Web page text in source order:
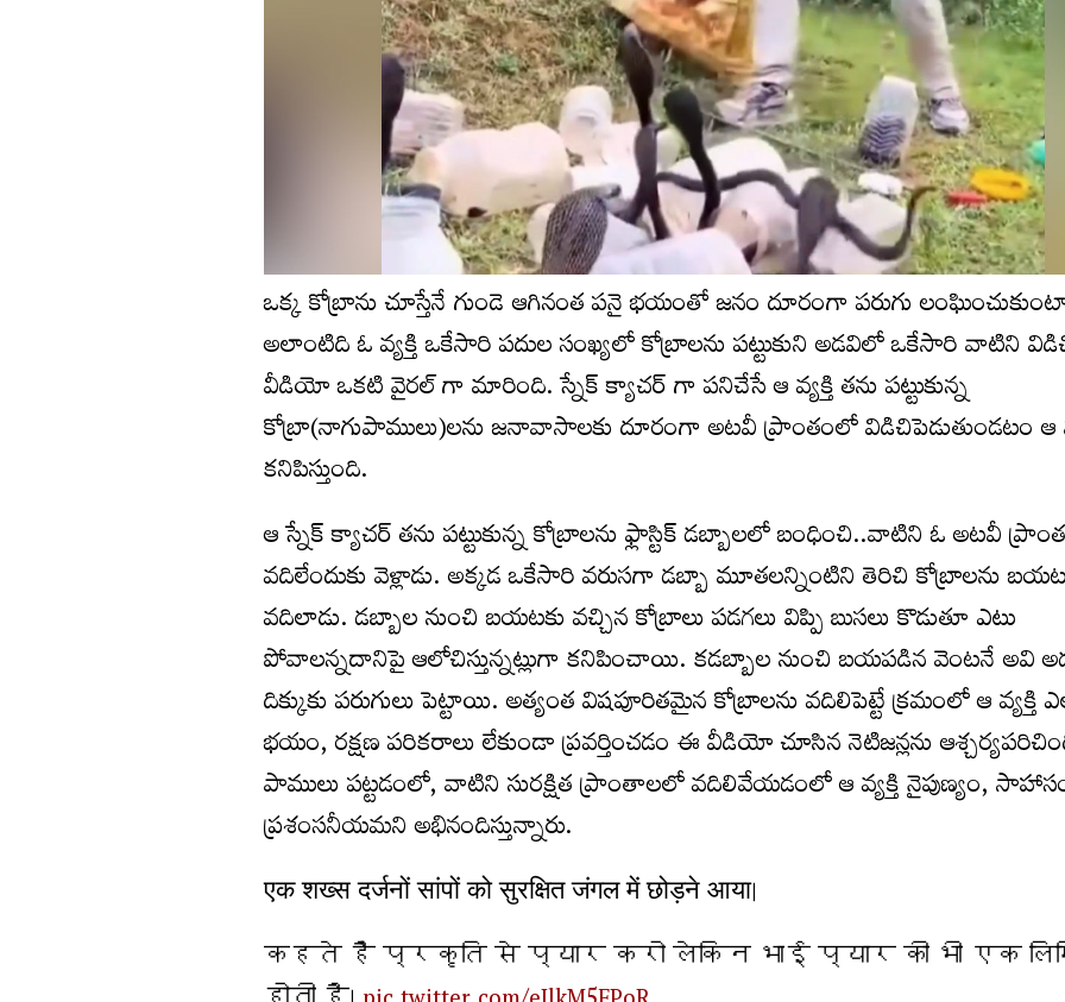
ఒక్క కోబ్రాను చూస్తేనే గుండె ఆగినంత పనై భయంతో జనం దూరంగా పరుగు
అలాంటిది ఓ వ్యక్తి ఒకేసారి పదుల సంఖ్యలో కోబ్రాలను పట్టుకుని అడవిలో ఒకేసారి వాటిని
వీడియో ఒకటి వైరల్ గా మారింది. స్నేక్ క్యాచర్ గా పనిచేసే ఆ వ్యక్తి తను పట్టుకున్న
కోబ్రా(నాగుపాములు)లను జనావాసాలకు దూరంగా అటవీ ప్రాంతంలో
కనిపిస్తుంది.
ఆ స్నేక్ క్యాచర్ తను పట్టుకున్న కోబ్రాలను ఫ్లాస్టిక్ డబ్బాలలో బంధించి..వాటిని ఓ అటవీ
వదిలేందుకు వెళ్లాడు. అక్కడ ఒకేసారి వరుసగా డబ్బా మూతలన్నింటిని తెరిచి కోబ్రాలను
వదిలాడు. డబ్బాల నుంచి బయటకు వచ్చిన కోబ్రాలు పడగలు విప్పి బుసలు కొడుతూ ఎటు
పోవాలన్నదానిపై ఆలోచిస్తున్నట్లుగా కనిపించాయి. కడబ్బాల నుంచి బయపడిన వెంటనే అవి
దిక్కుకు పరుగులు పెట్టాయి. అత్యంత విషపూరితమైన కోబ్రాలను వదిలిపెట్టే క్రమంలో ఆ వ్యక్తి
భయం, రక్షణ పరికరాలు లేకుండా ప్రవర్తించడం ఈ వీడియో చూసిన నెటిజన్లను
పాములు పట్టడంలో, వాటిని సురక్షిత ప్రాంతాలలో వదిలివేయడంలో ఆ వ్యక్తి నైపుణ్యం,
ప్రశంసనీయమని అభినందిస్తున్నారు.
एक शख्स दर्जनों सांपों को सुरक्षित जंगल में छोड़ने आया।
कहते हैं प्रकृति से प्यार करो लेकिन भाई प्यार की भी एक